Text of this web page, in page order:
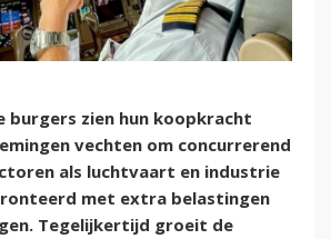
burgers zien hun koopkracht
vechten om concurrerend
als luchtvaart en industrie
met extra belastingen
Tegelijkertijd groeit de